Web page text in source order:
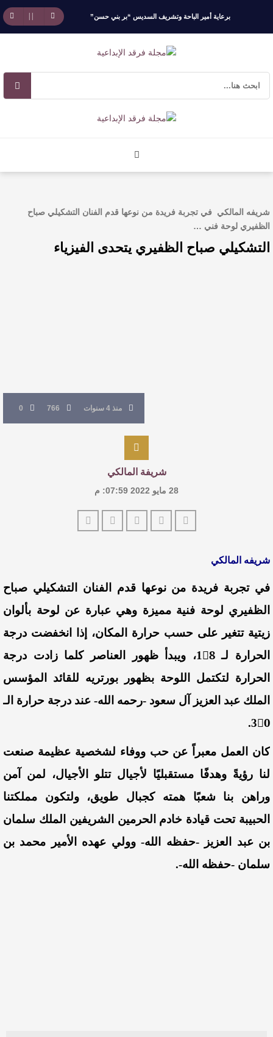
برعاية أمير الباحة وتشريف السديس “بر بني حسن”
تكرّم الفائزين بجائزة “رواد العمل التطوعي 4”
جائزة المهندس زياد الزهراني للتفوق العلمي تكرّم
الروائي جابر محمد مدخلي: أحضر داخل رواياتي
بحذر، والثقافة قوتنا الناعمة لمخاطبة العالم.
شريفه المالكي في تجربة فريدة من نوعها قدم الفنان التشكيلي صباح
الظفيري لوحة فني …
التشكيلي صباح الظفيري يتحدى الفيزياء
منذ 4 سنوات 766
0
شريفة المالكي
28 مايو 2022 07:59: م
شريفه المالكي
في تجربة فريدة من نوعها قدم الفنان التشكيلي صباح
الظفيري لوحة فنية مميزة وهي عبارة عن لوحة بألوان
زيتية تتغير على حسب حرارة المكان، إذا انخفضت درجة
الحرارة لـ 18ْ، ويبدأ ظهور العناصر كلما زادت درجة
الحرارة لتكتمل اللوحة بظهور بورتريه للقائد المؤسس
الملك عبد العزيز آل سعود -رحمه الله- عند درجة حرارة الـ
30ْ.
كان العمل معبراً عن حب ووفاء لشخصية عظيمة صنعت
لنا رؤيةً وهدفًا مستقبليًا لأجيال تتلو الأجيال، لمن آمن
وراهن بنا شعبًا همته كجبال طويق، ولتكون مملكتنا
الحبيبة تحت قيادة خادم الحرمين الشريفين الملك سلمان
بن عبد العزيز -حفظه الله- وولي عهده الأمير محمد بن
سلمان -حفظه الله-.